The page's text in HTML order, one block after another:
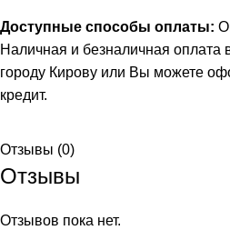
Доступные способы оплаты:
Наличная и безналичная оплата
городу Кирову или Вы можете
кредит.
Отзывы (0)
Отзывы
Отзывов пока нет.